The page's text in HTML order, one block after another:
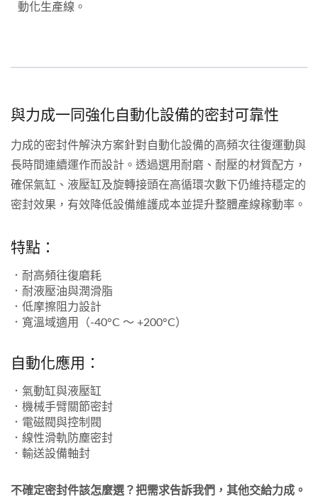
動化生產線。
與力成一同強化自動化設備的密封可靠性
力成的密封件解決方案針對自動化設備的高頻次往復運動與
長時間連續運作而設計。透過選用耐磨、耐壓的材質配方，
確保氣缸、液壓缸及旋轉接頭在高循環次數下仍維持穩定的
密封效果，有效降低設備維護成本並提升整體產線稼動率。
特點：
．耐高頻往復磨耗
．耐液壓油與潤滑脂
．低摩擦阻力設計
．寬溫域適用（-40°C ～ +200°C）
自動化應用：
．氣動缸與液壓缸
．機械手臂關節密封
．電磁閥與控制閥
．線性滑軌防塵密封
．輸送設備軸封
不確定密封件該怎麼選？把需求告訴我們，其他交給力成。